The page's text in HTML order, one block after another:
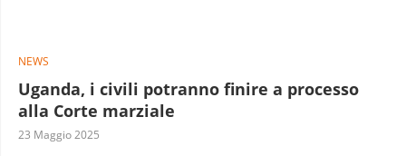
NEWS
Uganda, i civili potranno finire a processo
alla Corte marziale
23 Maggio 2025